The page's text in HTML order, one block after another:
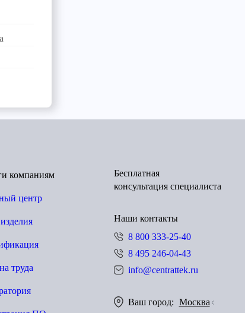
компаниям
центр
труда
Бесплатная
консультация специалиста
Наши контакты
8 800 333-25-40
8 495 246-04-43
info@centrattek.ru
Ваш город: Москва